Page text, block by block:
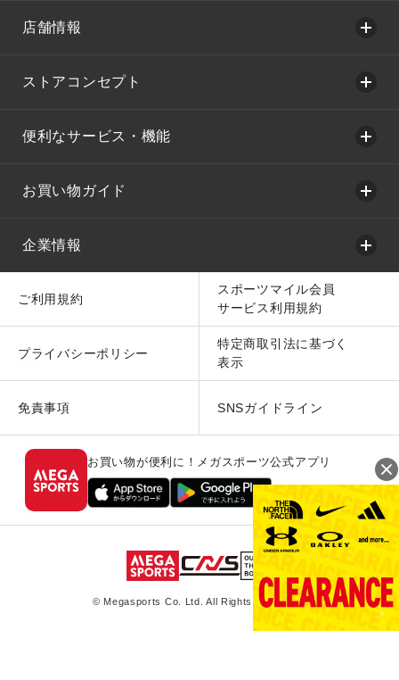
店舗情報
ストアコンセプト
便利なサービス・機能
お買い物ガイド
企業情報
ご利用規約
スポーツマイル会員
サービス利用規約
プライバシーポリシー
特定商取引法に基づく
表示
免責事項 SNSガイドライン
お買い物が便利に！メガスポーツ公式アプリ
© Megasports Co. Ltd. All Rights Reserved.